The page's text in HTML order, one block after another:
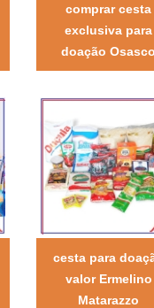
comprar cesta
exclusiva para
doação
cesta para
valor Ermelino
Matarazzo